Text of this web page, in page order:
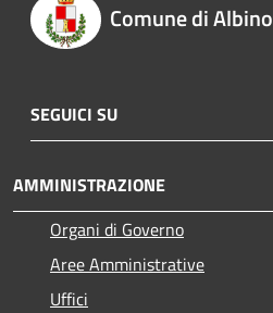
Comune di Albino
SEGUICI SU
AMMINISTRAZIONE
Organi di Governo
Aree Amministrative
Uffici